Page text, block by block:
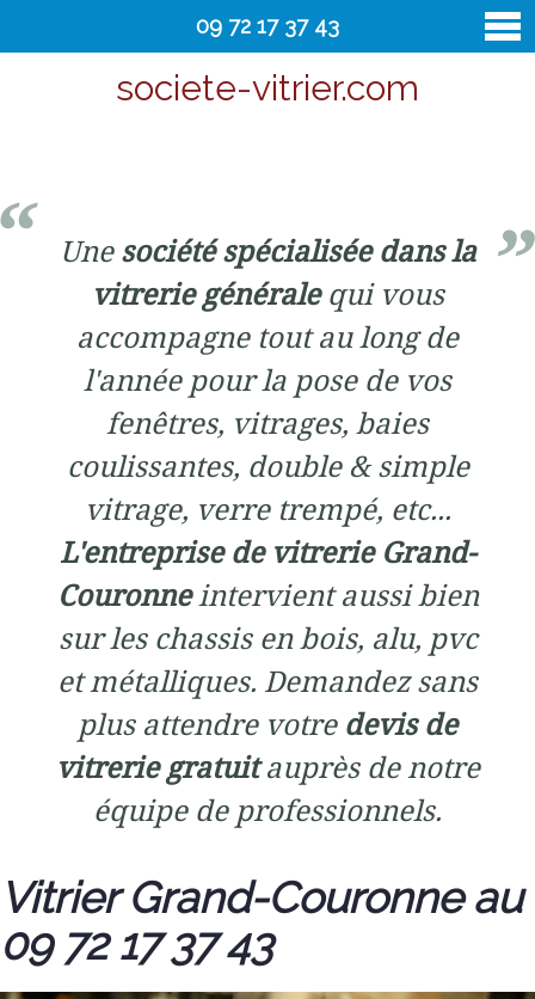
09 72 17 37 43
societe-vitrier.com
Unesociété spécialisée dans la
vitrerie généralequi vous
accompagne tout au long de
l'année pour la pose de vos
fenêtres, vitrages, baies
coulissantes, double & simple
vitrage, verre trempé, etc...
L'entreprise de vitrerie Grand-
Couronneintervient aussi bien
sur les chassis en bois, alu, pvc
et métalliques. Demandez sans
plus attendre votre devis de
vitrerie gratuitauprès de notre
équipe de professionnels.
Vitrier Grand-Couronne au
09 72 17 37 43